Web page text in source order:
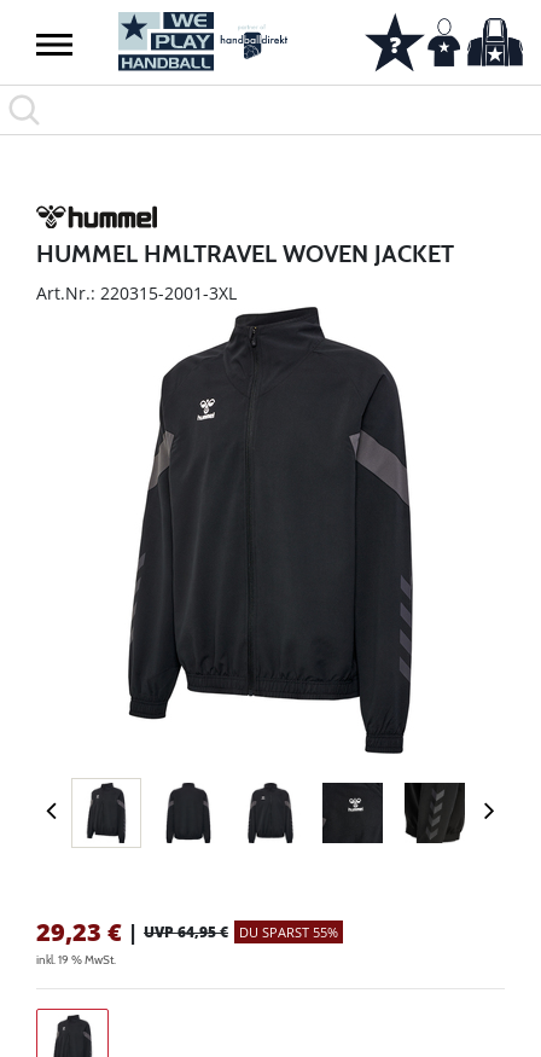
HUMMEL HMLTRAVEL WOVEN JACKET
Art.Nr.: 220315-2001-3XL
29,23 € | UVP 64,95 € DU SPARST 55%
inkl. 19 % MwSt.